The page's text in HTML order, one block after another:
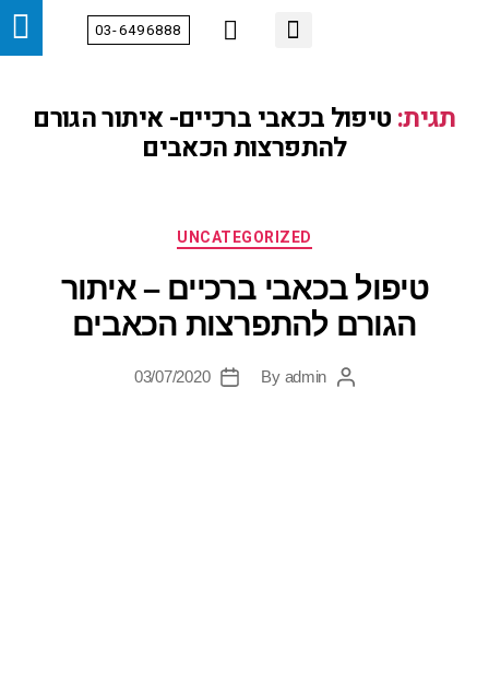
03-6496888
תגית: טיפול בכאבי ברכיים- איתור הגורם
להתפרצות הכאבים
UNCATEGORIZED
טיפול בכאבי ברכיים – איתור
הגורם להתפרצות הכאבים
By admin
03/07/2020